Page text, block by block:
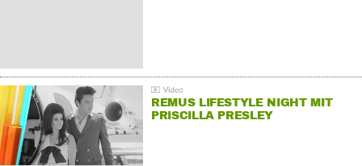
REMUS LIFESTYLE NIGHT MIT
PRISCILLA PRESLEY